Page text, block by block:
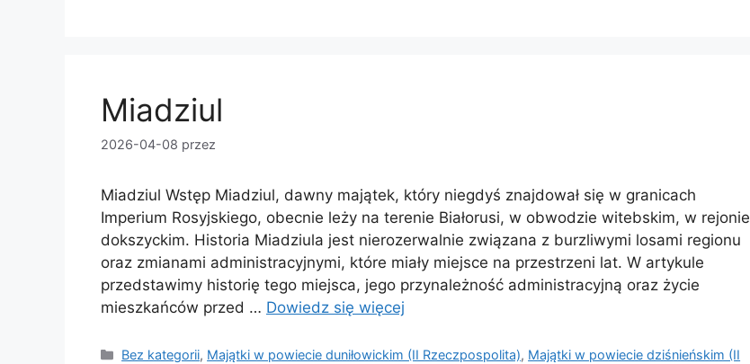
Miadziul
2026-04-08 przez
Miadziul Wstęp Miadziul, dawny majątek, który niegdyś znajdował się w granicach
Imperium Rosyjskiego, obecnie leży na terenie Białorusi, w obwodzie witebskim, w rejonie
dokszyckim. Historia Miadziula jest nierozerwalnie związana z burzliwymi losami regionu
oraz zmianami administracyjnymi, które miały miejsce na przestrzeni lat. W artykule
przedstawimy historię tego miejsca, jego przynależność administracyjną oraz życie
mieszkańców przed … Dowiedz się więcej
Kategorie
Bez kategorii, Majątki w powiecie duniłowickim (II Rzeczpospolita), Majątki w powiecie dziśnieńskim (II